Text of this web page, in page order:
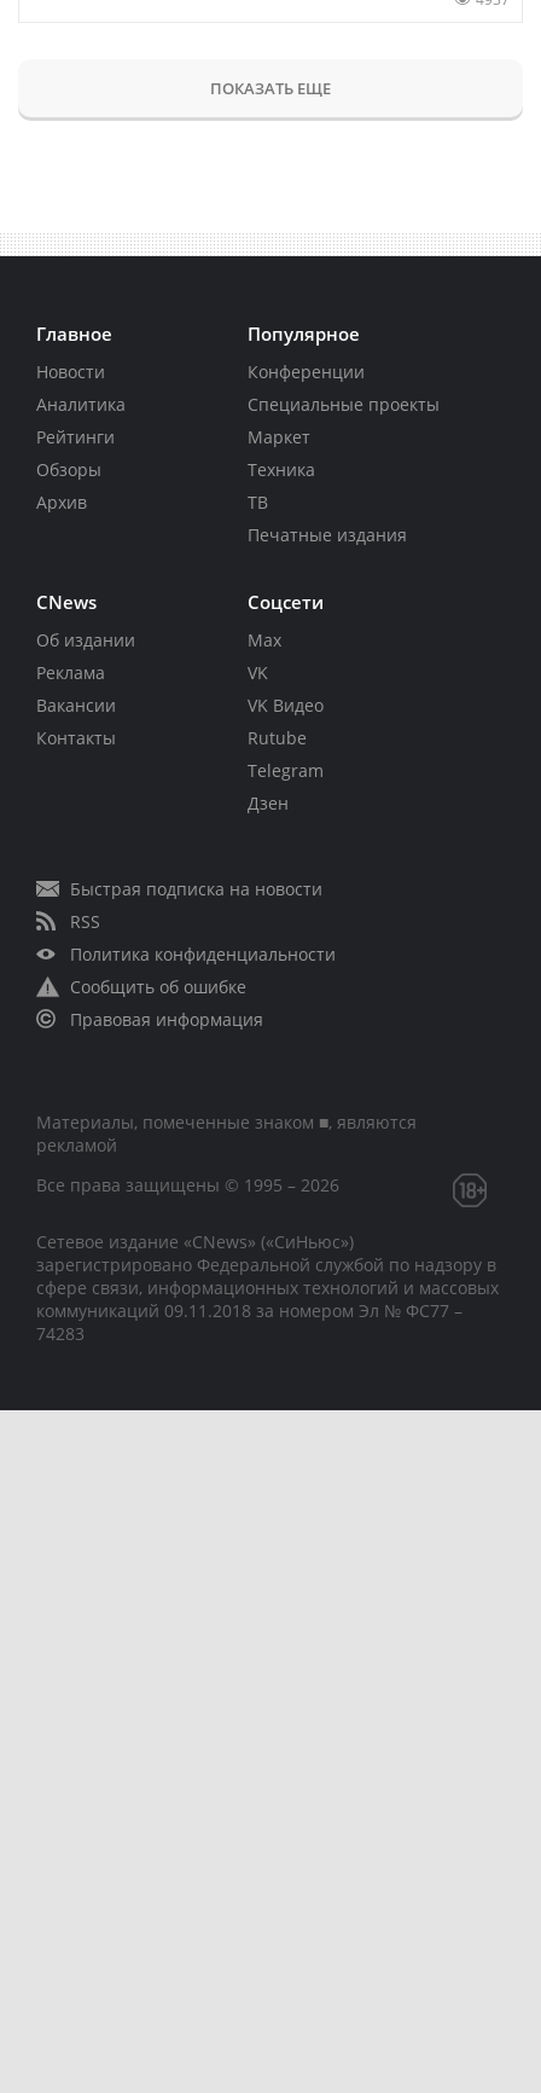
ПОКАЗАТЬ ЕЩЕ
Главное
Новости
Аналитика
Рейтинги
Обзоры
Архив
Популярное
Конференции
Специальные проекты
Маркет
Техника
ТВ
Печатные издания
CNews
Об издании
Реклама
Вакансии
Контакты
Соцсети
Max
VK
VK Видео
Rutube
Telegram
Дзен
Быстрая подписка на новости
RSS
Политика конфиденциальности
Сообщить об ошибке
Правовая информация
Материалы, помеченные знаком ■, являются
рекламой
Все права защищены © 1995 – 2026
Сетевое издание «CNews» («СиНьюс»)
зарегистрировано Федеральной службой по надзору в
сфере связи, информационных технологий и массовых
коммуникаций 09.11.2018 за номером Эл № ФС77 –
74283